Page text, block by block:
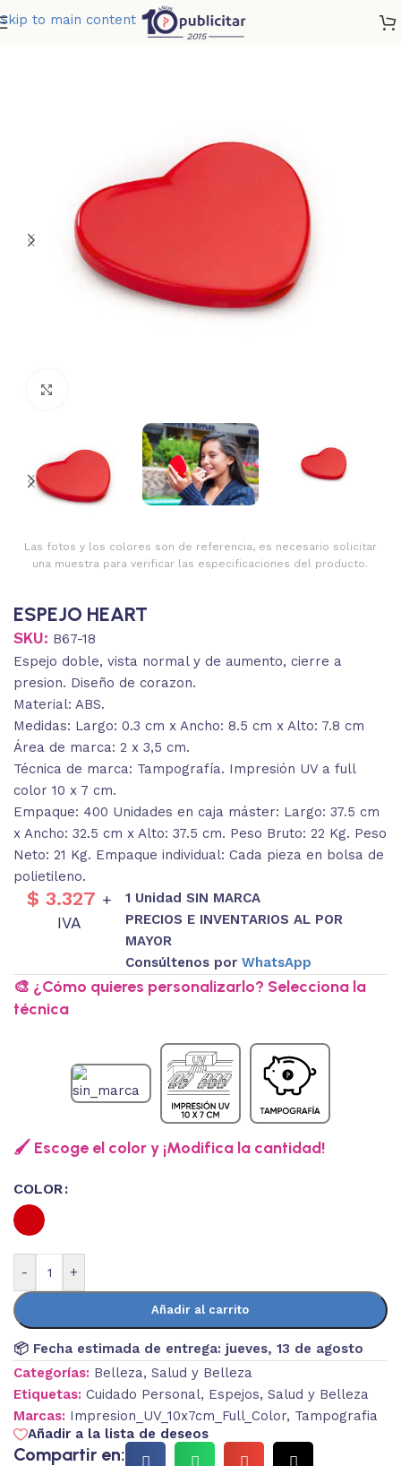
Skip to main content
ESPEJO HEART
Las fotos y los colores son de referencia, es necesario solicitar
una muestra para verificar las especificaciones del producto.
ESPEJO HEART
SKU: B67-18
Espejo doble, vista normal y de aumento, cierre a
presion. Diseño de corazon.
Material: ABS.
Medidas: Largo: 0.3 cm x Ancho: 8.5 cm x Alto: 7.8 cm
Área de marca: 2 x 3,5 cm.
Técnica de marca: Tampografía. Impresión UV a full
color 10 x 7 cm.
Empaque: 400 Unidades en caja máster: Largo: 37.5 cm
x Ancho: 32.5 cm x Alto: 37.5 cm. Peso Bruto: 22 Kg. Peso
Neto: 21 Kg. Empaque individual: Cada pieza en bolsa de
polietileno.
$ 3.327 +
IVA
1 Unidad SIN MARCA
PRECIOS E INVENTARIOS AL POR
MAYOR
Consúltenos por WhatsApp
🎨 ¿Cómo quieres personalizarlo? Selecciona la
técnica
🖌️ Escoge el color y ¡Modifica la cantidad!
COLOR
- +
Añadir al carrito
📦 Fecha estimada de entrega: jueves, 13 de agosto
Categorías: Belleza, Salud y Belleza
Etiquetas: Cuidado Personal, Espejos, Salud y Belleza
Marcas: Impresion_UV_10x7cm_Full_Color, Tampografia
Añadir a la lista de deseos
Compartir en: